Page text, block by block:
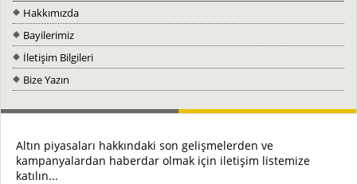
Hakkımızda
Bayilerimiz
İletişim Bilgileri
Bize Yazın
Altın piyasaları hakkındaki son gelişmelerden ve
kampanyalardan haberdar olmak için iletişim listemize
katılın...